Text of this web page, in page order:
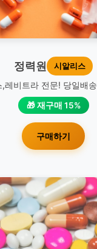
정력원 시알리스
,레비트라 전문! 당일배
🎁 재구매 15%
구매하기